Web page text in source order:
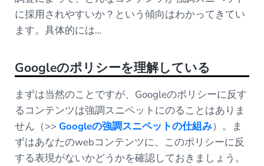
に採用されやすいか？という傾向はわかってきてい
ます。具体的には…
Googleのポリシーを理解している
まずは当然のことですが、Googleのポリシーに反す
るコンテンツは強調スニペットにのることはありま
せん（>> Googleの強調スニペットの仕組み）。ま
ずはあなたのwebコンテンツに、このポリシーに反
する表現がないかどうかを確認しておきましょう。